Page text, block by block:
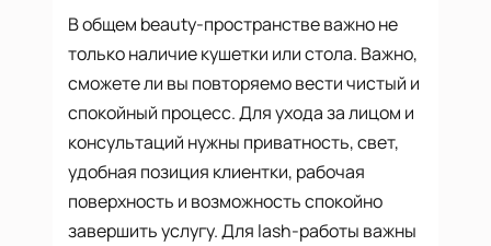
В общем beauty-пространстве важно не
только наличие кушетки или стола. Важно,
сможете ли вы повторяемо вести чистый и
спокойный процесс. Для ухода за лицом и
консультаций нужны приватность, свет,
удобная позиция клиентки, рабочая
поверхность и возможность спокойно
завершить услугу. Для lash-работы важны